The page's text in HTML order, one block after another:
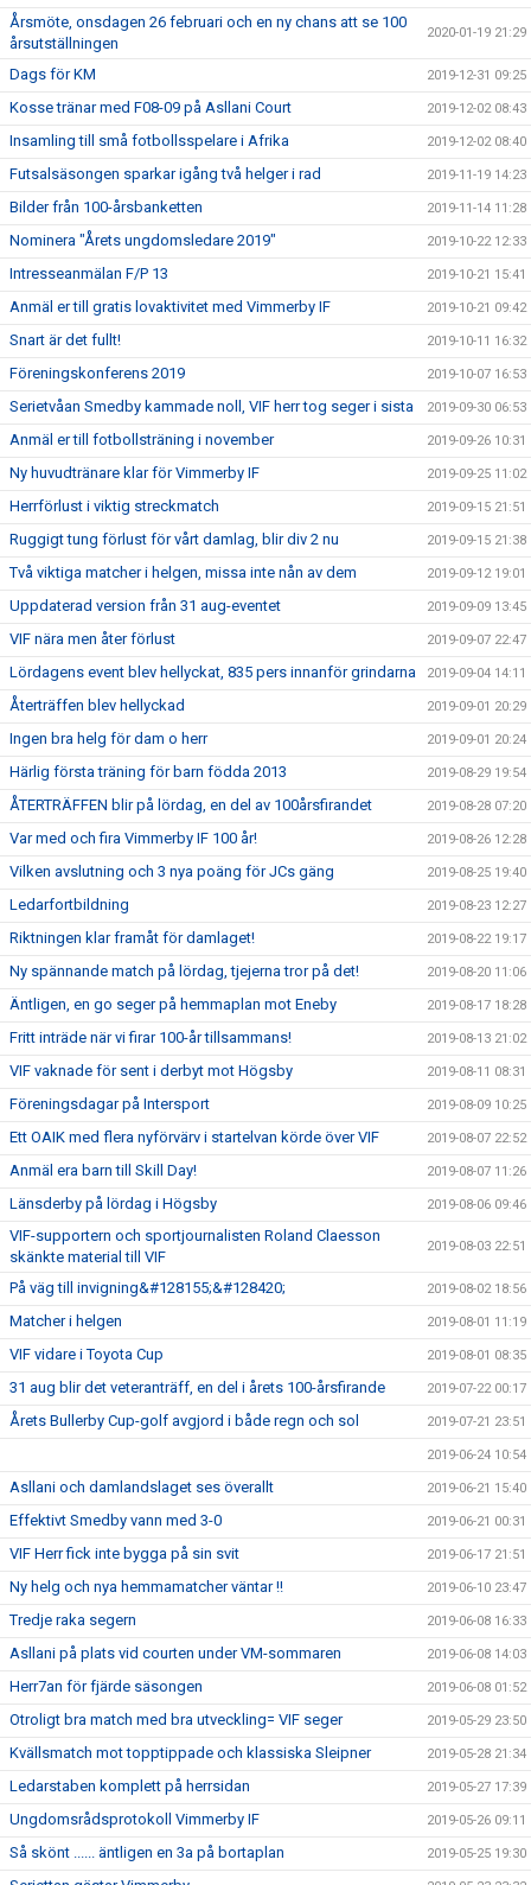
Årsmöte, onsdagen 26 februari och en ny chans att se 100
årsutställningen
2020-01-19 21:29
Dags för KM 2019-12-31 09:25
Kosse tränar med F08-09 på Asllani Court 2019-12-02 08:43
Insamling till små fotbollsspelare i Afrika 2019-12-02 08:40
Futsalsäsongen sparkar igång två helger i rad 2019-11-19 14:23
Bilder från 100-årsbanketten 2019-11-14 11:28
Nominera "Årets ungdomsledare 2019" 2019-10-22 12:33
Intresseanmälan F/P 13 2019-10-21 15:41
Anmäl er till gratis lovaktivitet med Vimmerby IF 2019-10-21 09:42
Snart är det fullt! 2019-10-11 16:32
Föreningskonferens 2019 2019-10-07 16:53
Serietvåan Smedby kammade noll, VIF herr tog seger i sista 2019-09-30 06:53
Anmäl er till fotbollsträning i november 2019-09-26 10:31
Ny huvudtränare klar för Vimmerby IF 2019-09-25 11:02
Herrförlust i viktig streckmatch 2019-09-15 21:51
Ruggigt tung förlust för vårt damlag, blir div 2 nu 2019-09-15 21:38
Två viktiga matcher i helgen, missa inte nån av dem 2019-09-12 19:01
Uppdaterad version från 31 aug-eventet 2019-09-09 13:45
VIF nära men åter förlust 2019-09-07 22:47
Lördagens event blev hellyckat, 835 pers innanför grindarna 2019-09-04 14:11
Återträffen blev hellyckad 2019-09-01 20:29
Ingen bra helg för dam o herr 2019-09-01 20:24
Härlig första träning för barn födda 2013 2019-08-29 19:54
ÅTERTRÄFFEN blir på lördag, en del av 100årsfirandet 2019-08-28 07:20
Var med och fira Vimmerby IF 100 år! 2019-08-26 12:28
Vilken avslutning och 3 nya poäng för JCs gäng 2019-08-25 19:40
Ledarfortbildning 2019-08-23 12:27
Riktningen klar framåt för damlaget! 2019-08-22 19:17
Ny spännande match på lördag, tjejerna tror på det! 2019-08-20 11:06
Äntligen, en go seger på hemmaplan mot Eneby 2019-08-17 18:28
Fritt inträde när vi firar 100-år tillsammans! 2019-08-13 21:02
VIF vaknade för sent i derbyt mot Högsby 2019-08-11 08:31
Föreningsdagar på Intersport 2019-08-09 10:25
Ett OAIK med flera nyförvärv i startelvan körde över VIF 2019-08-07 22:52
Anmäl era barn till Skill Day! 2019-08-07 11:26
Länsderby på lördag i Högsby 2019-08-06 09:46
VIF-supportern och sportjournalisten Roland Claesson
skänkte material till VIF
2019-08-03 22:51
På väg till invigning&#128155;&#128420; 2019-08-02 18:56
Matcher i helgen 2019-08-01 11:19
VIF vidare i Toyota Cup 2019-08-01 08:35
31 aug blir det veteranträff, en del i årets 100-årsfirande 2019-07-22 00:17
Årets Bullerby Cup-golf avgjord i både regn och sol 2019-07-21 23:51
2019-06-24 10:54
Asllani och damlandslaget ses överallt 2019-06-21 15:40
Effektivt Smedby vann med 3-0 2019-06-21 00:31
VIF Herr fick inte bygga på sin svit 2019-06-17 21:51
Ny helg och nya hemmamatcher väntar !! 2019-06-10 23:47
Tredje raka segern 2019-06-08 16:33
Asllani på plats vid courten under VM-sommaren 2019-06-08 14:03
Herr7an för fjärde säsongen 2019-06-08 01:52
Otroligt bra match med bra utveckling= VIF seger 2019-05-29 23:50
Kvällsmatch mot topptippade och klassiska Sleipner 2019-05-28 21:34
Ledarstaben komplett på herrsidan 2019-05-27 17:39
Ungdomsrådsprotokoll Vimmerby IF 2019-05-26 09:11
Så skönt ...... äntligen en 3a på bortaplan 2019-05-25 19:30